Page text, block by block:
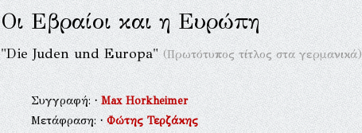
Οι Εβραίοι και η Ευρώπη
"Die Juden und Europa"(Πρωτότυπος τίτλος στα γερμανικά)
Συγγραφή:·Max Horkheimer
Μετάφραση:·Φώτης Τερζάκης